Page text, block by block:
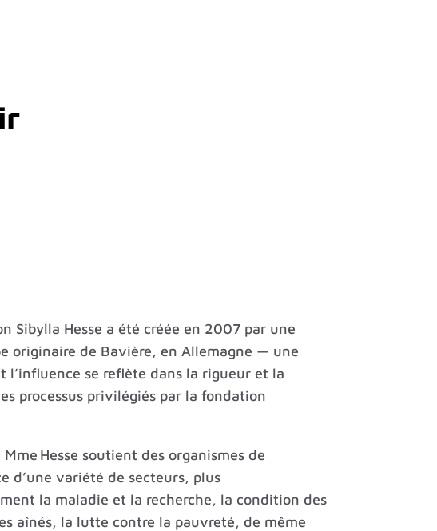
Sibylla Hesse a été créée en 2007 par une
originaire de Bavière, en Allemagne — une
l’influence se reflète dans la rigueur et la
processus privilégiés par la fondation
Hesse soutient des organismes de
d’une variété de secteurs, plus
la maladie et la recherche, la condition des
aînés, la lutte contre la pauvreté, de même